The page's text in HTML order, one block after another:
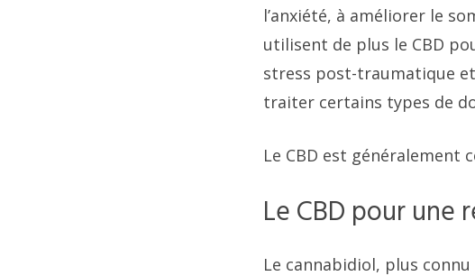
l’anxiété, à améliorer le
utilisent de plus le CBD
stress post-traumatique
traiter certains types de
Le CBD est généralement
Le CBD pour une
Le cannabidiol, plus